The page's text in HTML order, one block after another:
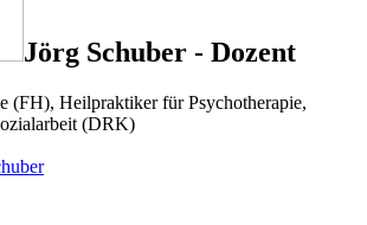
Jörg Schuber - Dozent
(FH), Heilpraktiker für Psychotherapie,
(DRK)